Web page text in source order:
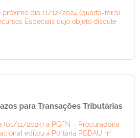
dia 11/12/2024 (quarta-feira),
Especiais cujo objeto discute
para Transações Tributárias
(01/11/2024) a PGFN – Procuradoria
editou a Portaria PGDAU nº